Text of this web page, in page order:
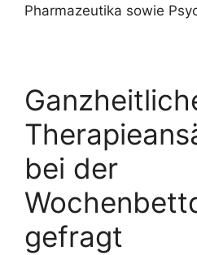
Pharmazeutika sowie
bei der
gefragt